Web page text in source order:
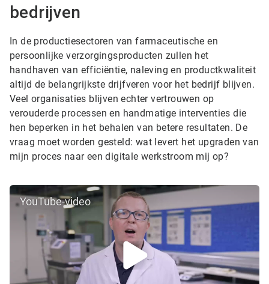
bedrijven
In de productiesectoren van farmaceutische en
persoonlijke verzorgingsproducten zullen het
handhaven van efficiëntie, naleving en productkwaliteit
altijd de belangrijkste drijfveren voor het bedrijf blijven.
Veel organisaties blijven echter vertrouwen op
verouderde processen en handmatige interventies die
hen beperken in het behalen van betere resultaten. De
vraag moet worden gesteld: wat levert het upgraden van
mijn proces naar een digitale werkstroom mij op?
YouTube-video